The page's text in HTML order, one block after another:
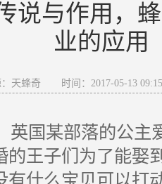
说与作用，
业的应用
天蜂奇 时间：2017-05-13
英国某部落的公主
的王子们为了能娶
有什么宝贝可以打